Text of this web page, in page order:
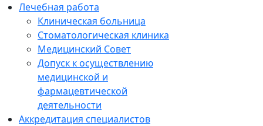
Лечебная работа
Клиническая больница
Стоматологическая клиника
Медицинский Совет
Допуск к осуществлению
медицинской и
фармацевтической
деятельности
Аккредитация специалистов